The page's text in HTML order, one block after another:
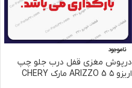
ناموجود
درپوش مغزی قفل درب جلو چپ
اریزو ۵ ARIZZO 5 مارک CHERY